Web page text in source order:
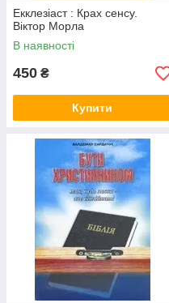
Екклезіаст : Крах сенсу.
Віктор Морла
В наявності
450 ₴
Купити